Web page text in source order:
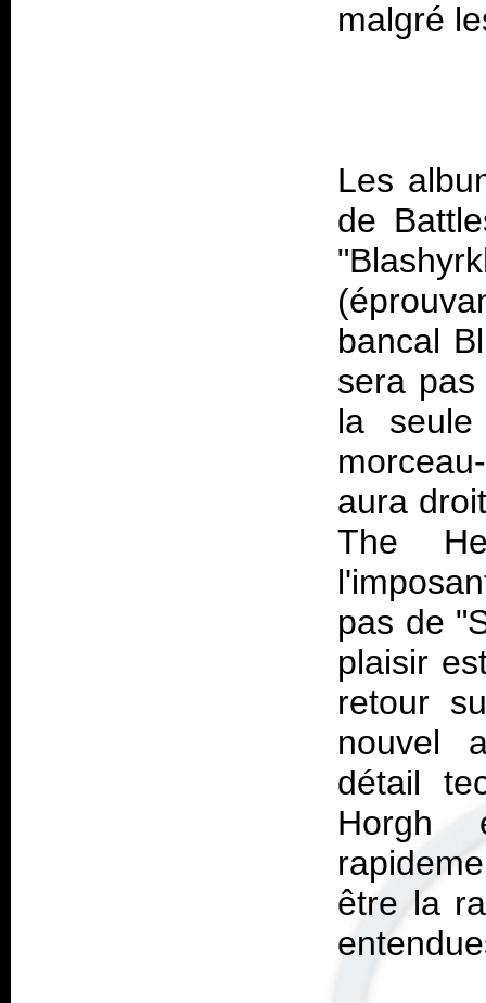
Les
de
bancal
sera
la
aura
The
pas de
plaisir
retour
nouvel
détail
Horgh
être la